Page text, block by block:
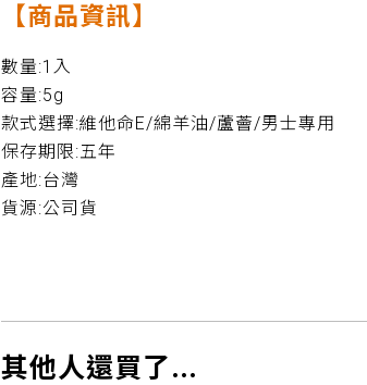
【商品資訊】
數量:1入
容量:5g
款式選擇:維他命E/綿羊油/蘆薈/男士專用
保存期限:五年
產地:台灣
貨源:公司貨
其他人還買了...